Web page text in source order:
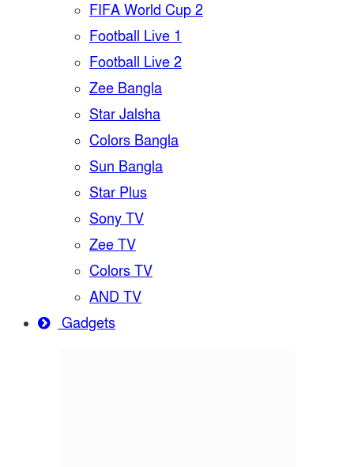
FIFA World Cup 2
Football Live 1
Football Live 2
Zee Bangla
Star Jalsha
Colors Bangla
Sun Bangla
Star Plus
Sony TV
Zee TV
Colors TV
AND TV
Gadgets